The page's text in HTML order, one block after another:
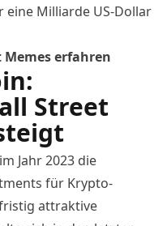
Milliarde US-Dollar
Memes erfahren
Street
Jahr 2023 die
für Krypto-
attraktive